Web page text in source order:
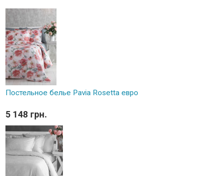
Постельное белье Pavia Rosetta евро
5 148 грн.